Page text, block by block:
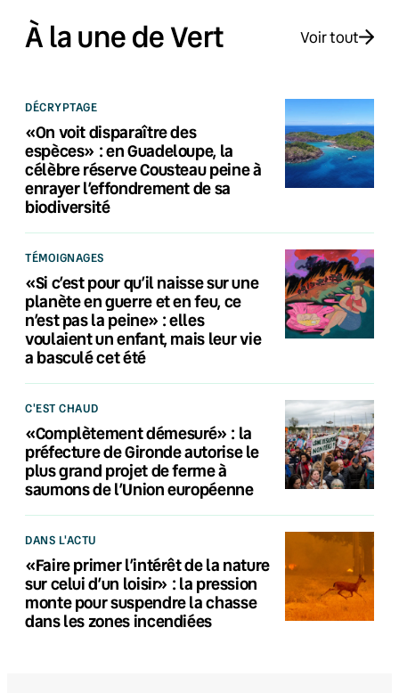
À la une de Vert Voir tout
DÉCRYPTAGE
«On voit disparaître des
espèces» : en Guadeloupe, la
célèbre réserve Cousteau peine à
enrayer l’effondrement de sa
biodiversité
TÉMOIGNAGES
«Si c’est pour qu’il naisse sur une
planète en guerre et en feu, ce
n’est pas la peine» : elles
voulaient un enfant, mais leur vie
a basculé cet été
C'EST CHAUD
«Complètement démesuré» : la
préfecture de Gironde autorise le
plus grand projet de ferme à
saumons de l’Union européenne
DANS L'ACTU
«Faire primer l’intérêt de la nature
sur celui d’un loisir» : la pression
monte pour suspendre la chasse
dans les zones incendiées